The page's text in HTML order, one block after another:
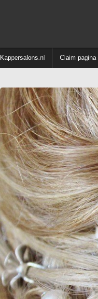
Kappersalons.nl Claim pagina